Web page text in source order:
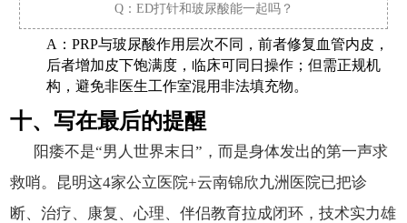
Q：ED打针和玻尿酸能一起吗？
A：PRP与玻尿酸作用层次不同，前者修复血管内皮，
后者增加皮下饱满度，临床可同日操作；但需正规机
构，避免非医生工作室混用非法填充物。
十、写在最后的提醒
阳痿不是“男人世界末日”，而是身体发出的第一声求
救哨。昆明这4家公立医院+云南锦欣九洲医院已把诊
断、治疗、康复、心理、伴侣教育拉成闭环，技术实力雄